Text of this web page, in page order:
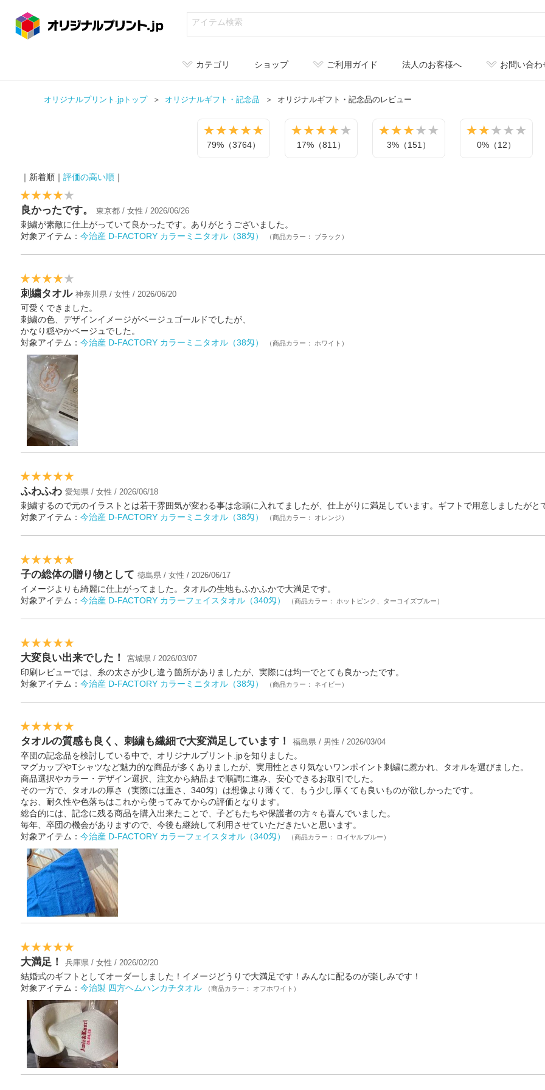
カテゴリ ショップ ご利用ガイド 法人のお客様へ お問い合わ
オリジナルプリント.jpトップ オリジナルギフト・記念品 オリジナルギフト・記念品のレビュー
79%（3764） 17%（811） 3%（151） 0%（12）
｜新着順｜ 評価の高い順｜
良かったです。 東京都 / 女性 / 2026/06/26
刺繍が素敵に仕上がっていて良かったです。ありがとうございました。
対象アイテム： 今治産 D-FACTORY カラーミニタオル（38匁） （商品カラー： ブラック）
刺繍タオル 神奈川県 / 女性 / 2026/06/20
可愛くできました。
刺繍の色、デザインイメージがベージュゴールドでしたが、
かなり穏やかベージュでした。
対象アイテム： 今治産 D-FACTORY カラーミニタオル（38匁） （商品カラー： ホワイト）
ふわふわ 愛知県 / 女性 / 2026/06/18
刺繍するので元のイラストとは若干雰囲気が変わる事は念頭に入れてましたが、仕上がりに満足しています。ギフトで用意しましたがと
対象アイテム： 今治産 D-FACTORY カラーミニタオル（38匁） （商品カラー： オレンジ）
子の総体の贈り物として 徳島県 / 女性 / 2026/06/17
イメージよりも綺麗に仕上がってました。タオルの生地もふかふかで大満足です。
対象アイテム： 今治産 D-FACTORY カラーフェイスタオル（340匁） （商品カラー： ホットピンク、ターコイズブルー）
大変良い出来でした！ 宮城県 / 2026/03/07
印刷レビューでは、糸の太さが少し違う箇所がありましたが、実際には均一でとても良かったです。
対象アイテム： 今治産 D-FACTORY カラーミニタオル（38匁） （商品カラー： ネイビー）
タオルの質感も良く、刺繍も繊細で大変満足しています！ 福島県 / 男性 / 2026/03/04
卒団の記念品を検討している中で、オリジナルプリント.jpを知りました。
マグカップやTシャツなど魅力的な商品が多くありましたが、実用性とさり気ないワンポイント刺繍に惹かれ、タオルを選びました。
商品選択やカラー・デザイン選択、注文から納品まで順調に進み、安心できるお取引でした。
その一方で、タオルの厚さ（実際には重さ、340匁）は想像より薄くて、もう少し厚くても良いものが欲しかったです。
なお、耐久性や色落ちはこれから使ってみてからの評価となります。
総合的には、記念に残る商品を購入出来たことで、子どもたちや保護者の方々も喜んでいました。
毎年、卒団の機会がありますので、今後も継続して利用させていただきたいと思います。
対象アイテム： 今治産 D-FACTORY カラーフェイスタオル（340匁） （商品カラー： ロイヤルブルー）
大満足！ 兵庫県 / 女性 / 2026/02/20
結婚式のギフトとしてオーダーしました！イメージどうりで大満足です！みんなに配るのが楽しみです！
対象アイテム： 今治製 四方ヘムハンカチタオル （商品カラー： オフホワイト）